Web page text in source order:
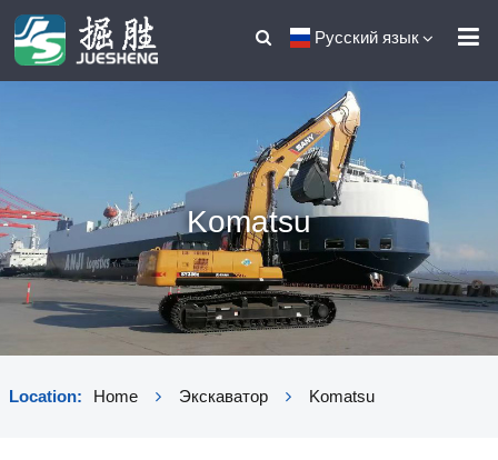
Русский язык
Komatsu
Location: Home Экскаватор Komatsu